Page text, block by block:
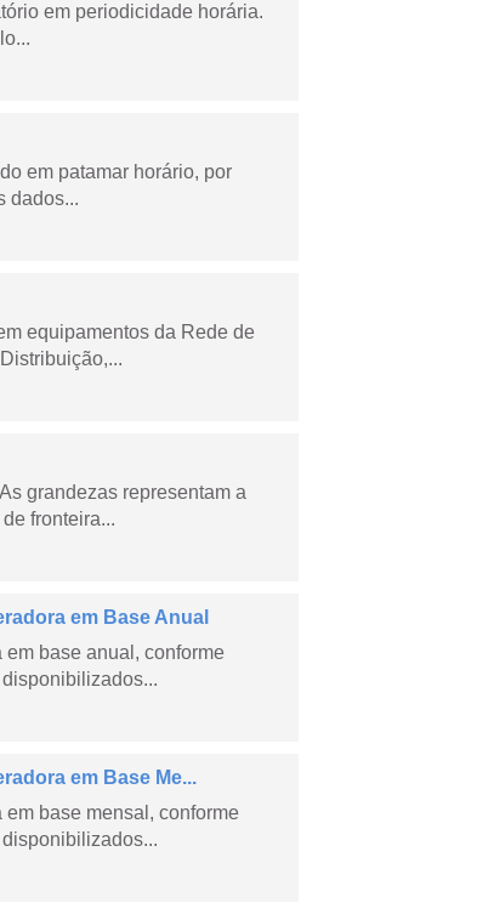
em periodicidade horária.
em patamar horário, por
dados...
equipamentos da Rede de
grandezas representam a
fronteira...
em Base Anual
base anual, conforme
em Base Me...
base mensal, conforme